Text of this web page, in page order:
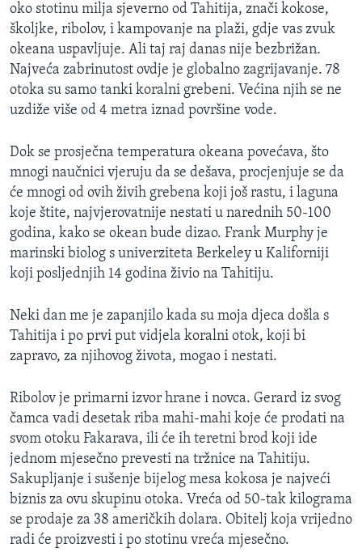
Jezici
oko stotinu milja sjeverno od Tahitija, znači kokose,
školjke, ribolov, i kampovanje na plaži, gdje vas zvuk
okeana uspavljuje. Ali taj raj danas nije bezbrižan.
Najveća zabrinutost ovdje je globalno zagrijavanje. 78
otoka su samo tanki koralni grebeni. Većina njih se ne
uzdiže više od 4 metra iznad površine vode.
Dok se prosječna temperatura okeana povećava, što
mnogi naučnici vjeruju da se dešava, procjenjuje se da
će mnogi od ovih živih grebena koji još rastu, i laguna
koje štite, najvjerovatnije nestati u narednih 50-100
godina, kako se okean bude dizao. Frank Murphy je
marinski biolog s univerziteta Berkeley u Kaliforniji
koji posljednjih 14 godina živio na Tahitiju.
Neki dan me je zapanjilo kada su moja djeca došla s
Tahitija i po prvi put vidjela koralni otok, koji bi
zapravo, za njihovog života, mogao i nestati.
Ribolov je primarni izvor hrane i novca. Gerard iz svog
čamca vadi desetak riba mahi-mahi koje će prodati na
svom otoku Fakarava, ili će ih teretni brod koji ide
jednom mjesečno prevesti na tržnice na Tahitiju.
Sakupljanje i sušenje bijelog mesa kokosa je najveći
biznis za ovu skupinu otoka. Vreća od 50-tak kilograma
se prodaje za 38 američkih dolara. Obitelj koja vrijedno
radi će proizvesti i po stotinu vreća mjesečno.